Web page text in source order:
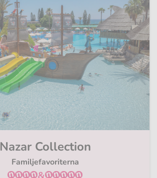
Nazar Collection
Familjefavoriterna